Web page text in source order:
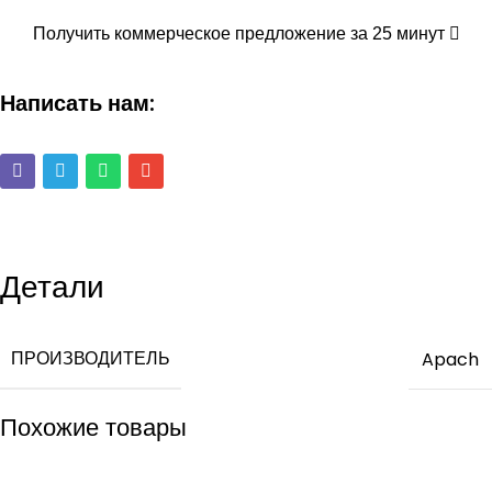
Получить коммерческое предложение за 25 минут
Написать нам:
Детали
ПРОИЗВОДИТЕЛЬ Apach
Похожие товары